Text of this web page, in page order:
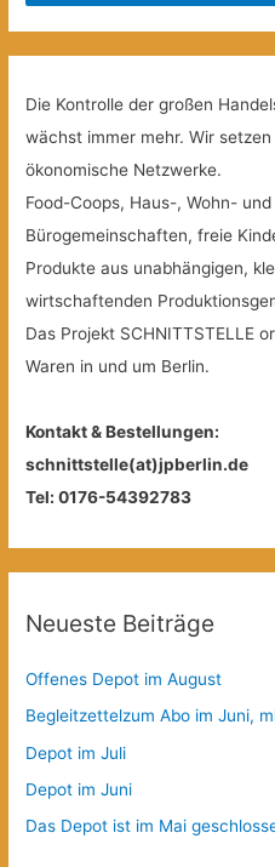
Die Kontrolle der großen
wächst immer mehr. Wir
ökonomische Netzwerke.
Food-Coops, Haus-, Wohn-
Bürogemeinschaften, freie
Produkte aus unabhängigen,
wirtschaftenden
Das Projekt SCHNITTSTELLE
Waren in und um Berlin.
Kontakt & Bestellungen:
schnittstelle(at)jpberlin.de
Tel: 0176-54392783
Neueste Beiträge
Offenes Depot im August
Begleitzettelzum Abo im Juni,
Depot im Juli
Depot im Juni
Das Depot ist im Mai